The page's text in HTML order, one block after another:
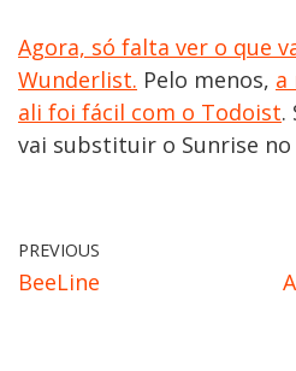
Agora, só falta ver o que
Wunderlist. Pelo menos, a
ali foi fácil com o Todoist.
vai substituir o Sunrise no
PREVIOUS
BeeLine